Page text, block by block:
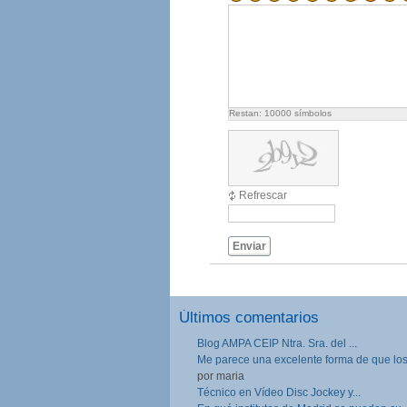
Restan: 10000 símbolos
Refrescar
Enviar
Últimos comentarios
Blog AMPA CEIP Ntra. Sra. del ...
Me parece una excelente forma de que
por maria
Técnico en Vídeo Disc Jockey y...